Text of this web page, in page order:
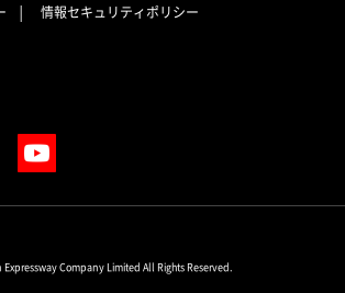
情報セキュリティポリシー
Company Limited All Rights Reserved.